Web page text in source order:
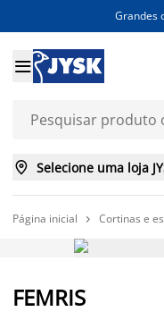
Grandes

 Selecione uma loja
Página inicial  Cortinas e
FEMRIS